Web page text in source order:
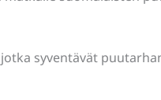
syventävät